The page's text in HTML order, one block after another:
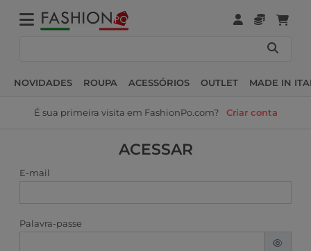
NOVIDADES ROUPA ACESSÓRIOS OUTLET MADE IN
É sua primeira visita em FashionPo.com? Criar conta
ACESSAR
E-mail
Palavra-passe